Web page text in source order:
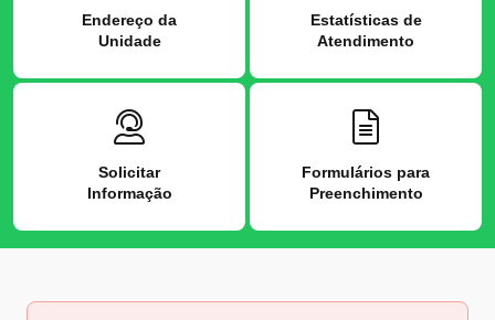
Endereço da
Unidade
Estatísticas de
Atendimento
Solicitar
Informação
Formulários para
Preenchimento